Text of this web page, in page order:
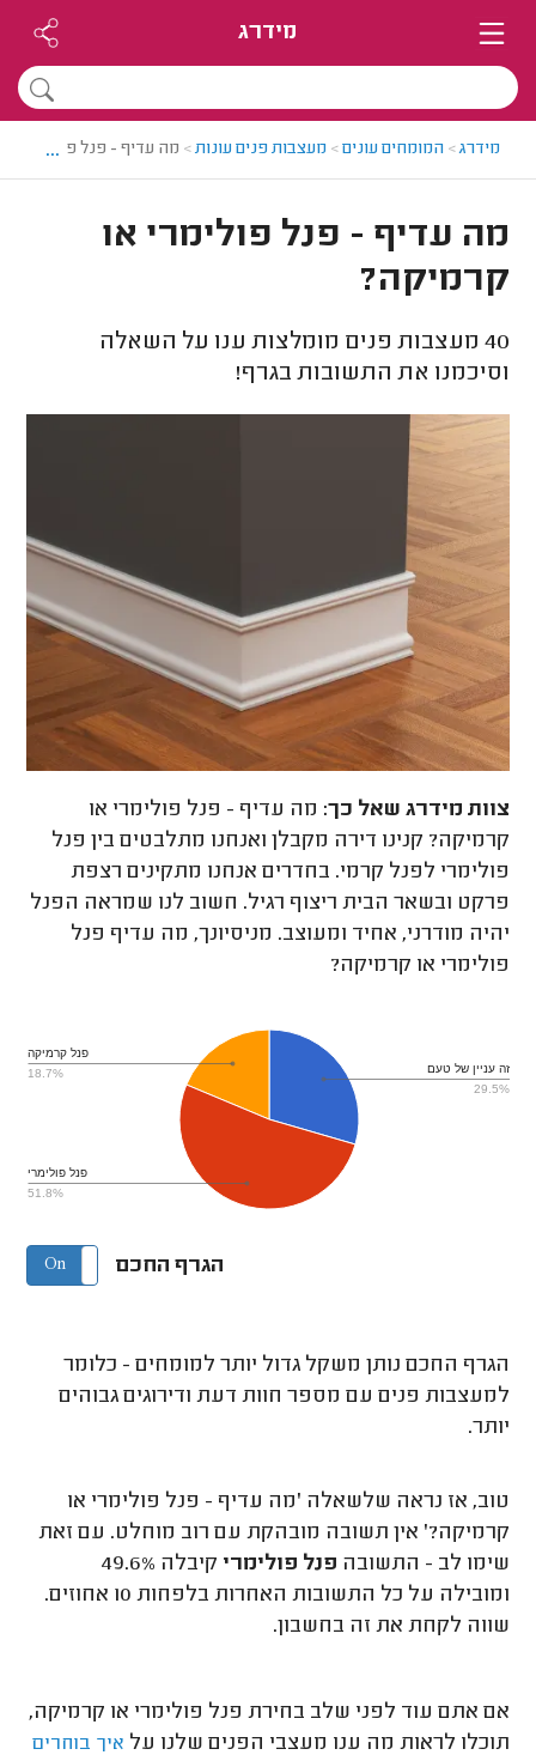
מידרג
מידרג> המומחים עונים> מעצבות פנים עונות> מה עדיף - פנל פולימרי
...
מה עדיף - פנל פולימרי או
קרמיקה?
40 מעצבות פנים מומלצות ענו על השאלה
וסיכמנו את התשובות בגרף!
צוות מידרג שאל כך: מה עדיף - פנל פולימרי או
קרמיקה? קנינו דירה מקבלן ואנחנו מתלבטים בין פנל
פולימרי לפנל קרמי. בחדרים אנחנו מתקינים רצפת
פרקט ובשאר הבית ריצוף רגיל. חשוב לנו שמראה הפנל
יהיה מודרני, אחיד ומעוצב. מניסיונך, מה עדיף פנל
פולימרי או קרמיקה?
זה עניין של טעם
29.5%
פנל פולימרי
51.8%
פנל קרמיקה
18.7%
הגרף החכם On Off
הגרף החכם נותן משקל גדול יותר למומחים - כלומר
למעצבות פנים עם מספר חוות דעת ודירוגים גבוהים
יותר.
טוב, אז נראה שלשאלה 'מה עדיף - פנל פולימרי או
קרמיקה?' אין תשובה מובהקת עם רוב מוחלט. עם זאת
שימו לב - התשובה פנל פולימרי
קיבלה 49.6%
ומובילה על כל התשובות האחרות בלפחות 10 אחוזים.
שווה לקחת את זה בחשבון.
אם אתם עוד לפני שלב בחירת פנל פולימרי או קרמיקה,
תוכלו לראות מה ענו מעצבי הפנים שלנו על איך בוחרים